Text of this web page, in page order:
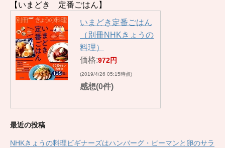
【いまどき 定番ごはん】
いまどき定番ごはん
（別冊NHKきょうの
料理）
価格:972円
(2019/4/26 05:15時点)
感想(0件)
最近の投稿
NHKきょうの料理ビギナーズはハンバーグ・ピーマンと卵のサラ